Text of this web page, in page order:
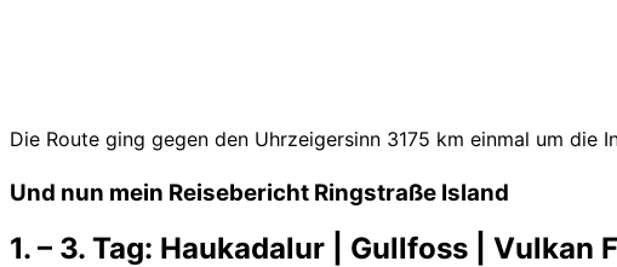
Die Route ging gegen den Uhrzeigersinn 3175 km einmal um die
Und nun mein Reisebericht Ringstraße Island
1. – 3. Tag: Haukadalur Gullfoss | Vulkan